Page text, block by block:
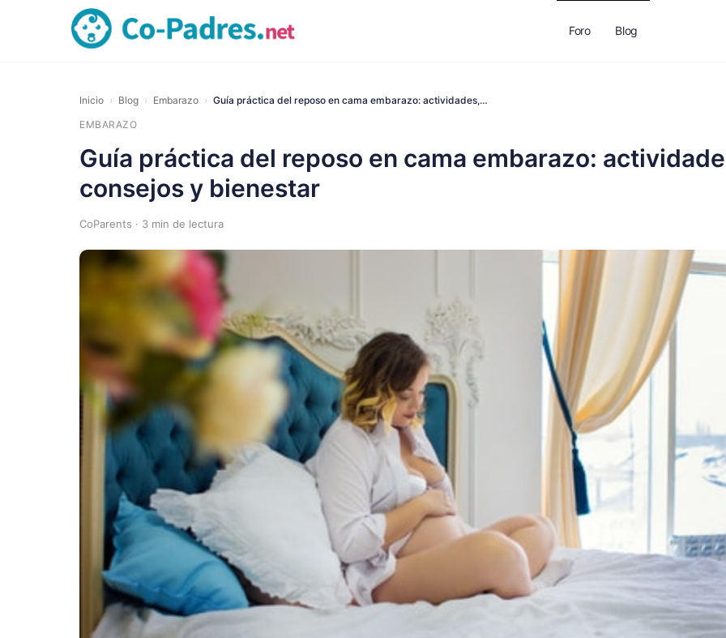
Foro Blog
Inicio › Blog › Embarazo › Guía práctica del reposo en cama embarazo: actividades,…
EMBARAZO
Guía práctica del reposo en cama embarazo:
consejos y bienestar
CoParents · 3 min de lectura